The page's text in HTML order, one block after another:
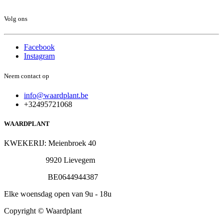
Volg ons
Facebook
Instagram
Neem contact op
info@waardplant.be
+32495721068
WAARDPLANT
KWEKERIJ: Meienbroek 40
9920 Lievegem
BE0644944387
Elke woensdag open van 9u - 18u
Copyright © Waardplant